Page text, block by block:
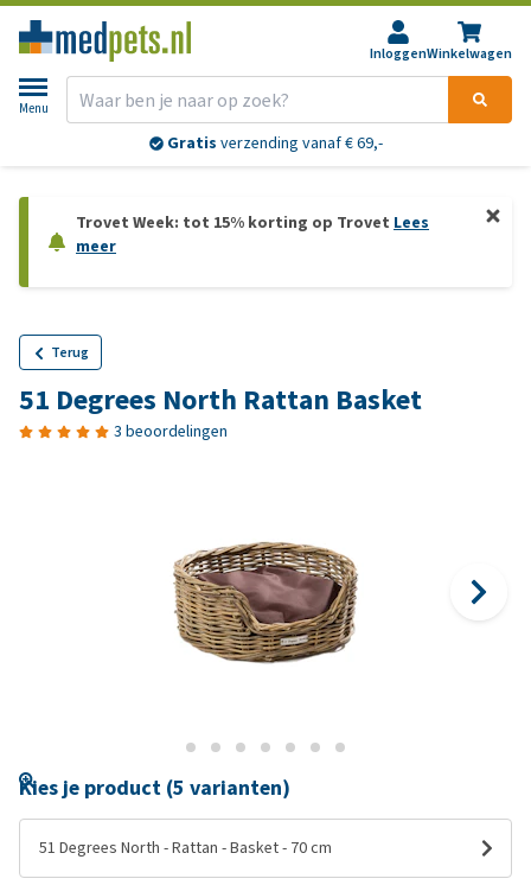
InloggenWinkelwagen
Menu
Gratis verzending vanaf € 69,-
Trovet Week: tot 15% korting op Trovet Lees
meer
Terug
51 Degrees North Rattan Basket
3 beoordelingen
Kies je product (5 varianten)
51 Degrees North - Rattan - Basket - 70 cm